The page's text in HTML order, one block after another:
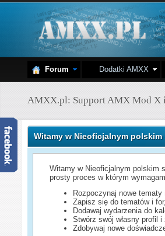
Forum Dodatki AMXX
AMXX.pl: Support AMX Mod X
Witamy w Nieoficjalnym polskim
Witamy w Nieoficjalnym polskim
prosty proces w którym
Rozpoczynaj nowe tematy
Zapisz się do tematów i
Dodawaj wydarzenia do
Stwórz swój własny profil
Zdobywaj nowe